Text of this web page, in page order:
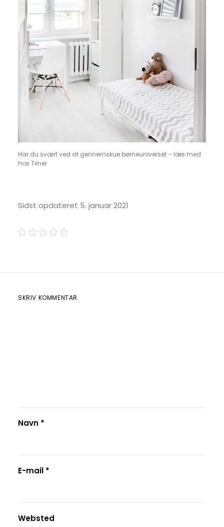
Har du svært ved at gennemskue børneuniverset – læs med
hos Tiiner
Sidst opdateret 5. januar 2021
SKRIV KOMMENTAR
Navn *
E-mail *
Websted